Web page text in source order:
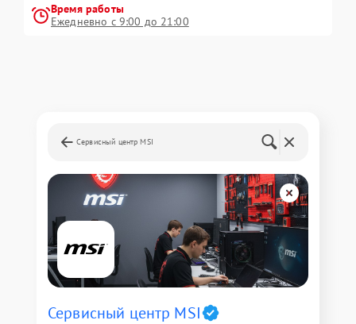
Время работы
Ежедневно с 9:00 до 21:00
Сервисный центр MSI
Сервисный центр MSI